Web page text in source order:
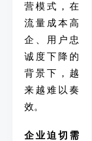
营模式，在
流量成本高
企、用户忠
诚度下降的
背景下，越
来越难以奏
效。
企业迫切需